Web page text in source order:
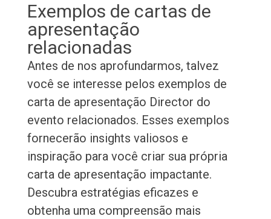
Exemplos de cartas de
apresentação
relacionadas
Antes de nos aprofundarmos, talvez
você se interesse pelos exemplos de
carta de apresentação Director do
evento relacionados. Esses exemplos
fornecerão insights valiosos e
inspiração para você criar sua própria
carta de apresentação impactante.
Descubra estratégias eficazes e
obtenha uma compreensão mais